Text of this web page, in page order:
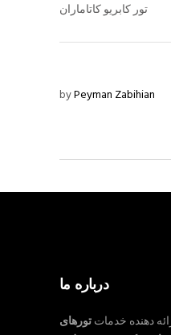
تور کابریو کاتاماران
byPeyman Zabihian
درباره ما
دهنده خدماتتورهای